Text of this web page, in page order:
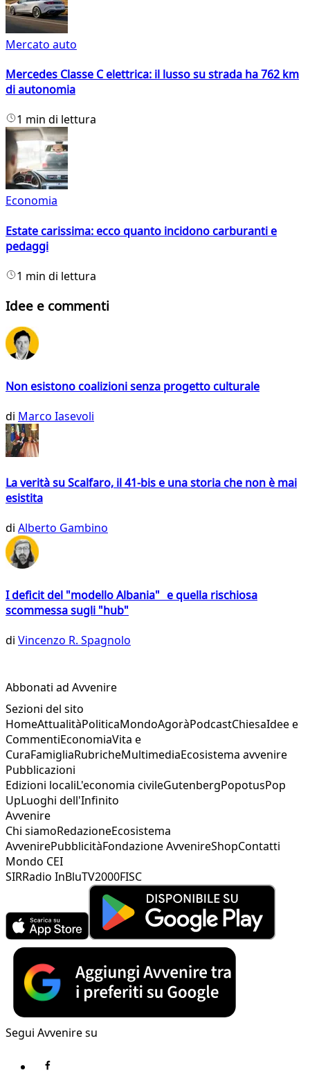
Mercato auto
Mercedes Classe C elettrica: il lusso su strada ha 762 km
di autonomia
1 min di lettura
Economia
Estate carissima: ecco quanto incidono carburanti e
pedaggi
1 min di lettura
Idee e commenti
Non esistono coalizioni senza progetto culturale
di Marco Iasevoli
La verità su Scalfaro, il 41-bis e una storia che non è mai
esistita
di Alberto Gambino
I deficit del "modello Albania" e quella rischiosa
scommessa sugli "hub"
di Vincenzo R. Spagnolo
Abbonati ad Avvenire
Sezioni del sito
HomeAttualitàPoliticaMondoAgoràPodcastChiesaIdee e
CommentiEconomiaVita e
CuraFamigliaRubricheMultimediaEcosistema avvenire
Pubblicazioni
Edizioni localiL'economia civileGutenbergPopotusPop
UpLuoghi dell'Infinito
Avvenire
Chi siamoRedazioneEcosistema
AvvenirePubblicitàFondazione AvvenireShopContatti
Mondo CEI
SIRRadio InBluTV2000FISC
Segui Avvenire su